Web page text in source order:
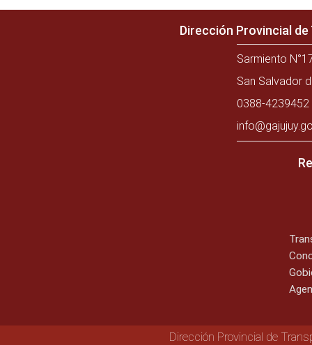
Dirección Provincial
Sarmiento
San Salvador
0388-
Dirección Provincial de